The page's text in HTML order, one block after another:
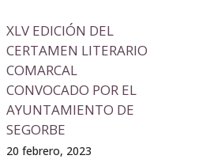
XLV EDICIÓN DEL
CERTAMEN LITERARIO
COMARCAL
CONVOCADO POR EL
AYUNTAMIENTO DE
SEGORBE
20 febrero, 2023